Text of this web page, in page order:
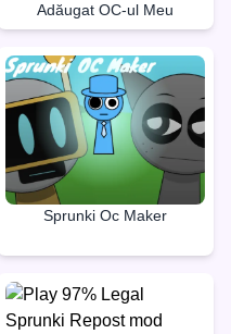
Adăugat OC-ul Meu
Sprunki Oc Maker